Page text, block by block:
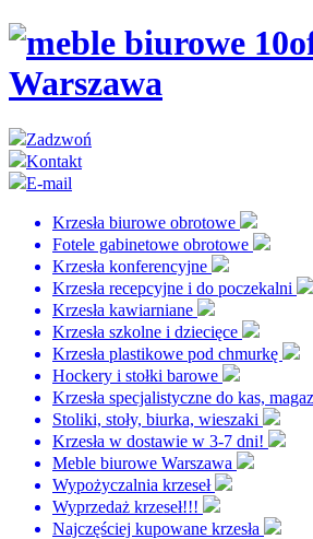
Zadzwoń
Kontakt
E-mail
Krzesła biurowe obrotowe
Fotele gabinetowe obrotowe
Krzesła konferencyjne
Krzesła recepcyjne i do poczekalni
Krzesła kawiarniane
Krzesła szkolne i dziecięce
Krzesła plastikowe pod chmurkę
Hockery i stołki barowe
Krzesła specjalistyczne do kas,
Stoliki, stoły, biurka, wieszaki
Krzesła w dostawie w 3-7 dni!
Meble biurowe Warszawa
Wypożyczalnia krzeseł
Wyprzedaż krzeseł!!!
Najczęściej kupowane krzesła